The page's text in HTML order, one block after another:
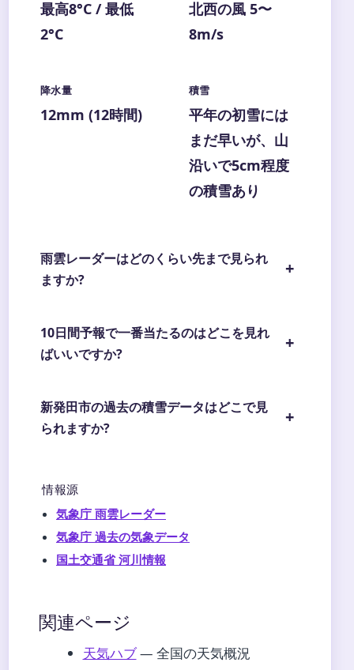
最高8°C / 最低
2°C
北西の風 5〜
8m/s
降水量
12mm (12時間)
積雪
平年の初雪には
まだ早いが、山
沿いで5cm程度
の積雪あり
雨雲レーダーはどのくらい先まで見られ
ますか?
10日間予報で一番当たるのはどこを見れ
ばいいですか?
新発田市の過去の積雪データはどこで見
られますか?
情報源
気象庁 雨雲レーダー
気象庁 過去の気象データ
国土交通省 河川情報
関連ページ
天気ハブ— 全国の天気概況